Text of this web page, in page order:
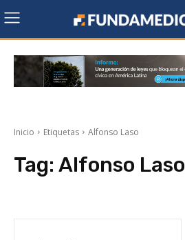
Inicio Etiquetas Alfonso Laso
Tag: Alfonso Laso